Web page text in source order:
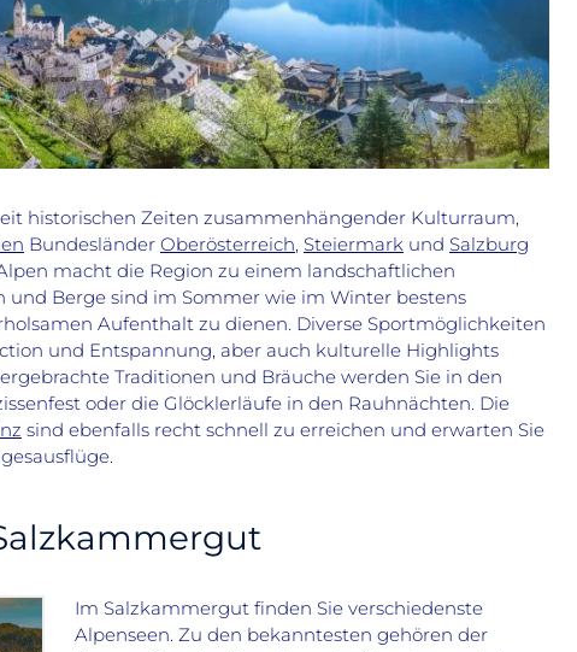
historischen Zeiten zusammenhängender Kulturraum,
Bundesländer Oberösterreich, Steiermark und Salzburg
macht die Region zu einem landschaftlichen
und Berge sind im Sommer wie im Winter bestens
Aufenthalt zu dienen. Diverse Sportmöglichkeiten
und Entspannung, aber auch kulturelle Highlights
Traditionen und Bräuche werden Sie in den
oder die Glöcklerläufe in den Rauhnächten. Die
sind ebenfalls recht schnell zu erreichen und erwarten Sie
Im Salzkammergut finden Sie verschiedenste
Alpenseen. Zu den bekanntesten gehören der